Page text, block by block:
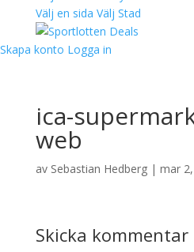
Välj en sida Välj Stad
Skapa konto Logga in
ica-
web
av Sebastian Hedberg| mar
Skicka kommentar